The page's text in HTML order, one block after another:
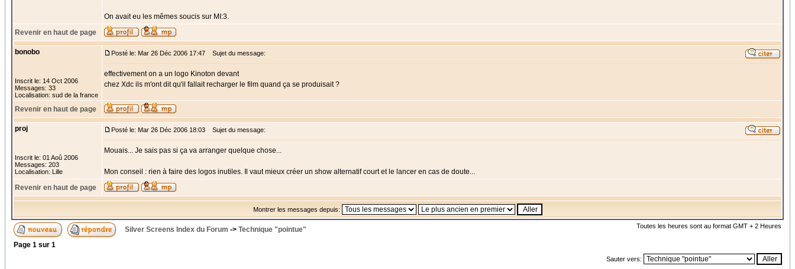
On avait eu les mêmes soucis sur MI:3.
Revenir en haut de page
bonobo
Inscrit le: 14 Oct 2006
Messages: 33
Localisation: sud de la france
Posté le: Mar 26 Déc 2006 17:47 Sujet du message:
effectivement on a un logo Kinoton devant
chez Xdc ils m'ont dit qu'il fallait recharger le film quand ça se produisait ?
Revenir en haut de page
proj
Inscrit le: 01 Aoû 2006
Messages: 203
Localisation: Lille
Posté le: Mar 26 Déc 2006 18:03 Sujet du message:
Mouais... Je sais pas si ça va arranger quelque chose...
Mon conseil : rien à faire des logos inutiles. Il vaut mieux créer un show alternatif court et le lancer en cas de doute...
Revenir en haut de page
Montrer les messages depuis:
Silver Screens Index du Forum -> Technique "pointue" Toutes les heures sont au format GMT + 2 Heures
Page 1 sur 1
Sauter vers: